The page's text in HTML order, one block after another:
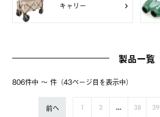
キャリー
製品一覧
806件中 〜 件（43ページ⽬を表⽰中）
前へ 2 ... 38 39